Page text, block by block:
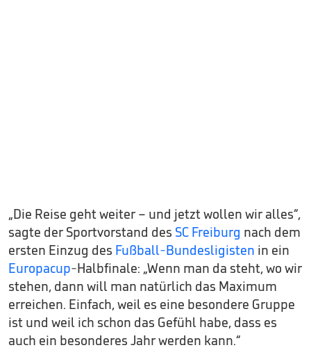
„Die Reise geht weiter – und jetzt wollen wir alles“,
sagte der Sportvorstand des SC Freiburg nach dem
ersten Einzug des Fußball-Bundesligisten in ein
Europacup-Halbfinale: „Wenn man da steht, wo wir
stehen, dann will man natürlich das Maximum
erreichen. Einfach, weil es eine besondere Gruppe
ist und weil ich schon das Gefühl habe, dass es
auch ein besonderes Jahr werden kann.“